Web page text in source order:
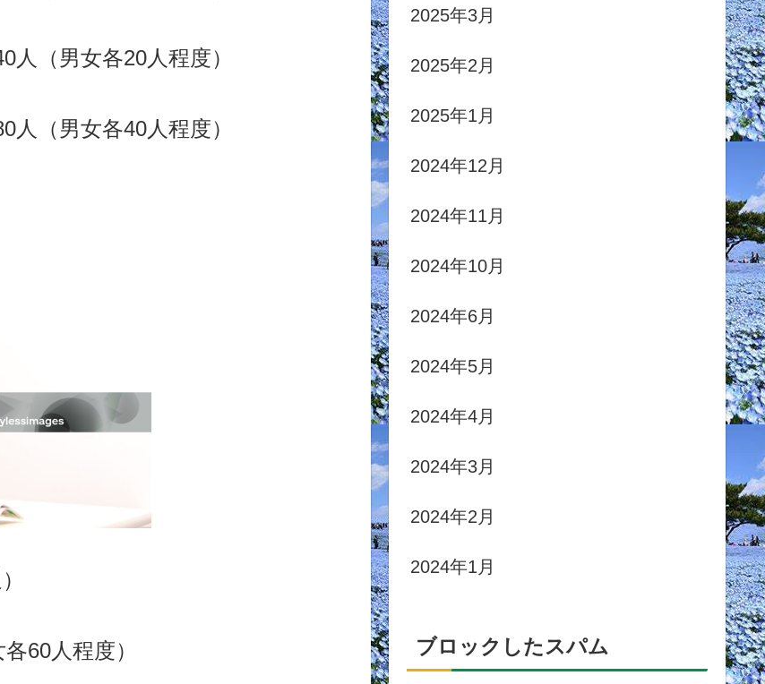
（男女各20人程度）
（男女各40人程度）
60人程度）
2025年3月
2025年2月
2025年1月
2024年12月
2024年11月
2024年10月
2024年6月
2024年5月
2024年4月
2024年3月
2024年2月
2024年1月
ブロックしたスパム